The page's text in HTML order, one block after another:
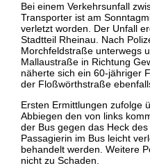
Bei einem Verkehrsunfall
Transporter ist am
verletzt worden. Der Unfall
Stadtteil Rheinau. Nach
Morchfeldstraße unterwegs
Mallaustraße in Richtung
näherte sich ein 60-jähriger
der Floßwörthstraße
Ersten Ermittlungen zufolge
Abbiegen den von links
der Bus gegen das Heck
Passagierin im Bus leicht
behandelt werden. Weitere
nicht zu Schaden.